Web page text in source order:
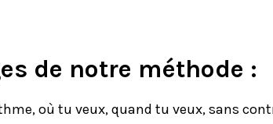
de notre méthode :
où tu veux, quand tu veux, sans